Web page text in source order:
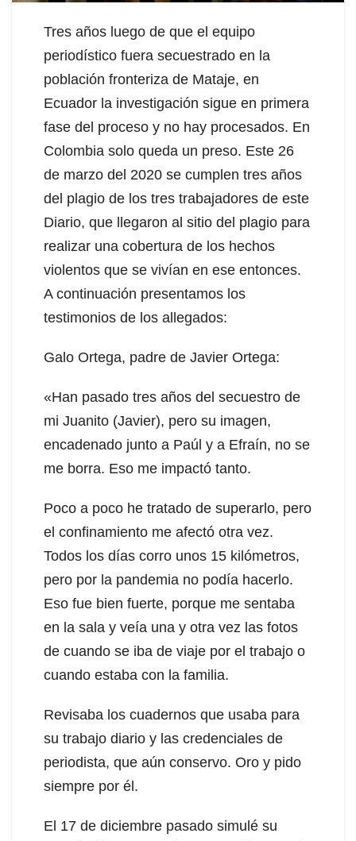
Tres años luego de que el equipo
periodístico fuera secuestrado en la
población fronteriza de Mataje, en
Ecuador la investigación sigue en primera
fase del proceso y no hay procesados. En
Colombia solo queda un preso. Este 26
de marzo del 2020 se cumplen tres años
del plagio de los tres trabajadores de este
Diario, que llegaron al sitio del plagio para
realizar una cobertura de los hechos
violentos que se vivían en ese entonces.
A continuación presentamos los
testimonios de los allegados:
Galo Ortega, padre de Javier Ortega:
«Han pasado tres años del secuestro de
mi Juanito (Javier), pero su imagen,
encadenado junto a Paúl y a Efraín, no se
me borra. Eso me impactó tanto.
Poco a poco he tratado de superarlo, pero
el confinamiento me afectó otra vez.
Todos los días corro unos 15 kilómetros,
pero por la pandemia no podía hacerlo.
Eso fue bien fuerte, porque me sentaba
en la sala y veía una y otra vez las fotos
de cuando se iba de viaje por el trabajo o
cuando estaba con la familia.
Revisaba los cuadernos que usaba para
su trabajo diario y las credenciales de
periodista, que aún conservo. Oro y pido
siempre por él.
El 17 de diciembre pasado simulé su